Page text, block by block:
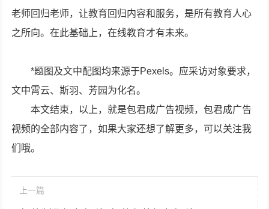
老师回归老师，让教育回归内容和服务，是所有教育人心
之所向。在此基础上，在线教育才有未来。
*题图及文中配图均来源于Pexels。应采访对象要求，
文中霄云、斯羽、芳园为化名。
本文结束，以上，就是包君成广告视频，包君成广告
视频的全部内容了，如果大家还想了解更多，可以关注我
们哦。
上一篇